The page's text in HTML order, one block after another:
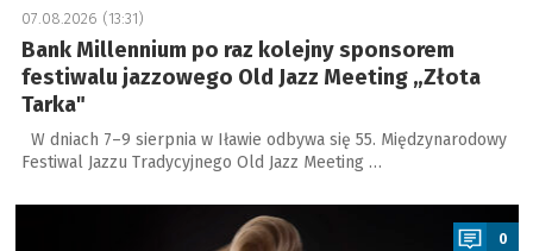
07.08.2026 (13:31)
Bank Millennium po raz kolejny sponsorem
festiwalu jazzowego Old Jazz Meeting „Złota
Tarka"
W dniach 7–9 sierpnia w Iławie odbywa się 55. Międzynarodowy
Festiwal Jazzu Tradycyjnego Old Jazz Meeting …
a
0